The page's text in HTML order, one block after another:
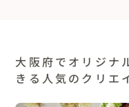
大阪府でオリジナ
きる人気のクリエ